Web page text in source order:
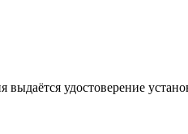
удостоверение